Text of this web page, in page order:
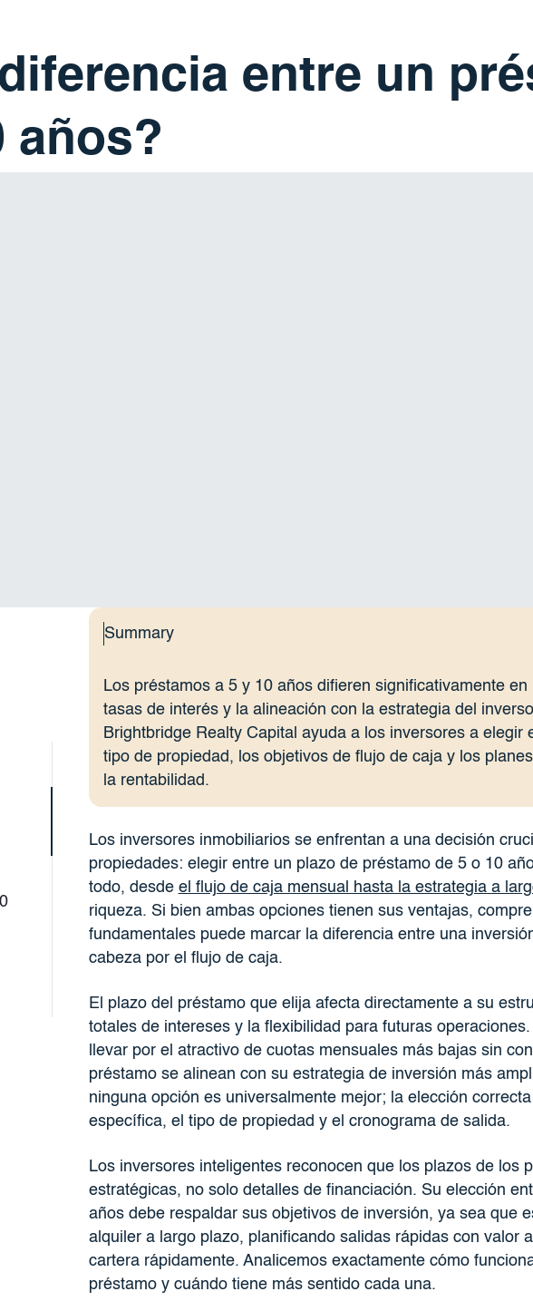
entre un
años?
Summary
Los préstamos a 5 y 10 años difieren significativamente
tasas de interés y la alineación con la estrategia del
Brightbridge Realty Capital ayuda a los inversores a elegir
tipo de propiedad, los objetivos de flujo de caja y los
la rentabilidad.
Los inversores inmobiliarios se enfrentan a una decisión
propiedades: elegir entre un plazo de préstamo de 5 o 10
todo, desde el flujo de caja mensual hasta la estrategia a
riqueza. Si bien ambas opciones tienen sus ventajas,
fundamentales puede marcar la diferencia entre una
cabeza por el flujo de caja.
El plazo del préstamo que elija afecta directamente a su
totales de intereses y la flexibilidad para futuras
llevar por el atractivo de cuotas mensuales más bajas sin
préstamo se alinean con su estrategia de inversión más
ninguna opción es universalmente mejor; la elección
específica, el tipo de propiedad y el cronograma de salida.
Los inversores inteligentes reconocen que los plazos de los
estratégicas, no solo detalles de financiación. Su elección
años debe respaldar sus objetivos de inversión, ya sea que
alquiler a largo plazo, planificando salidas rápidas con valor
cartera rápidamente. Analicemos exactamente cómo
préstamo y cuándo tiene más sentido cada una.